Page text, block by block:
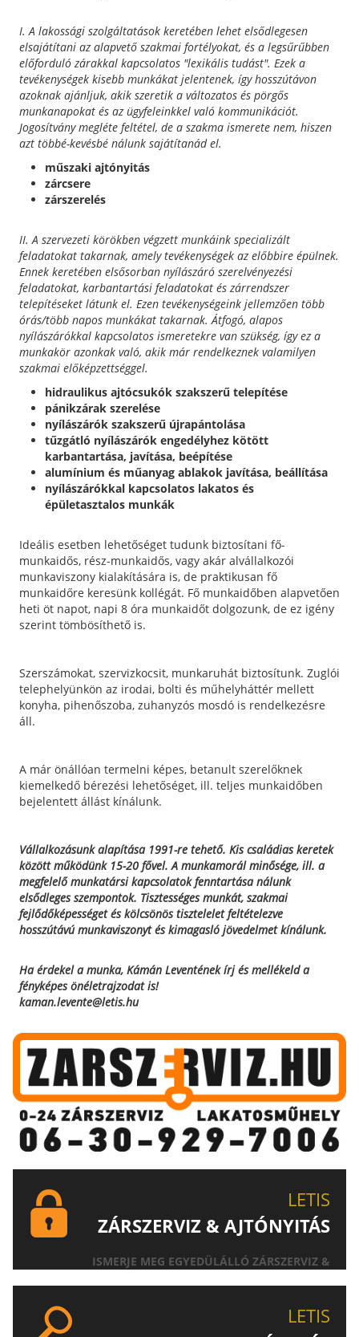
I. A lakossági szolgáltatások keretében lehet elsődlegesen
elsajátítani az alapvető szakmai fortélyokat, és a legsűrűbben
előforduló zárakkal kapcsolatos "lexikális tudást". Ezek a
tevékenységek kisebb munkákat jelentenek, így hosszútávon
azoknak ajánljuk, akik szeretik a változatos és pörgős
munkanapokat és az ügyfeleinkkel való kommunikációt.
Jogosítvány megléte feltétel, de a szakma ismerete nem, hiszen
azt többé-kevésbé nálunk sajátítanád el.
műszaki ajtónyitás
zárcsere
zárszerelés
II. A szervezeti körökben végzett munkáink specializált
feladatokat takarnak, amely tevékenységek az előbbire épülnek.
Ennek keretében elsősorban nyílászáró szerelvényezési
feladatokat, karbantartási feladatokat és zárrendszer
telepítéseket látunk el. Ezen tevékenységeink jellemzően több
órás/több napos munkákat takarnak. Átfogó, alapos
nyílászárókkal kapcsolatos ismeretekre van szükség, így ez a
munkakör azonkak való, akik már rendelkeznek valamilyen
szakmai előképzettséggel.
hidraulikus ajtócsukók szakszerű telepítése
pánikzárak szerelése
nyílászárók szakszerű újrapántolása
tűzgátló nyílászárók engedélyhez kötött
karbantartása, javítása, beépítése
alumínium és műanyag ablakok javítása, beállítása
nyílászárókkal kapcsolatos lakatos és
épületasztalos munkák
Ideális esetben lehetőséget tudunk biztosítani fő-
munkaidős, rész-munkaidős, vagy akár alvállalkozói
munkaviszony kialakítására is, de praktikusan fő
munkaidőre keresünk kollégát. Fő munkaidőben alapvetően
heti öt napot, napi 8 óra munkaidőt dolgozunk, de ez igény
szerint tömbösíthető is.
Szerszámokat, szervizkocsit, munkaruhát biztosítunk. Zuglói
telephelyünkön az irodai, bolti és műhelyháttér mellett
konyha, pihenőszoba, zuhanyzós mosdó is rendelkezésre
áll.
A már önállóan termelni képes, betanult szerelőknek
kiemelkedő bérezési lehetőséget, ill. teljes munkaidőben
bejelentett állást kínálunk.
Vállalkozásunk alapítása 1991-re tehető. Kis családias keretek
között működünk 15-20 fővel. A munkamorál minősége, ill. a
megfelelő munkatársi kapcsolatok fenntartása nálunk
elsődleges szempontok. Tisztességes munkát, szakmai
fejlődőképességet és kölcsönös tisztelelet feltételezve
hosszútávú munkaviszonyt és kimagasló jövedelmet kínálunk.
Ha érdekel a munka, Kámán Leventének írj és mellékeld a
fényképes önéletrajzodat is!
kaman.levente@letis.hu
LETIS
ZÁRSZERVIZ & AJTÓNYITÁS
ISMERJE MEG EGYEDÜLÁLLÓ ZÁRSZERVIZ &
LETIS